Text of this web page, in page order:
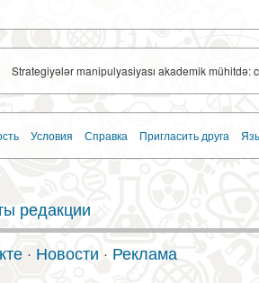
Strategiyələr manipulyasiyası akademik mühitdə:
Условия Справка Пригласить друга
редакции
· Новости · Реклама